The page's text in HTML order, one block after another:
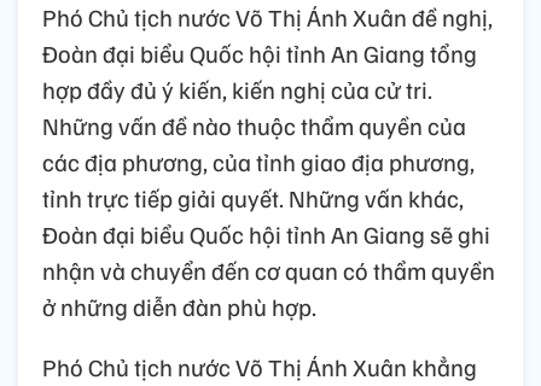
Phó Chủ tịch nước Võ Thị Ánh Xuân đề nghị,
Đoàn đại biểu Quốc hội tỉnh An Giang tổng
hợp đầy đủ ý kiến, kiến nghị của cử tri.
Những vấn đề nào thuộc thẩm quyền của
các địa phương, của tỉnh giao địa phương,
tỉnh trực tiếp giải quyết. Những vấn khác,
Đoàn đại biểu Quốc hội tỉnh An Giang sẽ ghi
nhận và chuyển đến cơ quan có thẩm quyền
ở những diễn đàn phù hợp.
Phó Chủ tịch nước Võ Thị Ánh Xuân khẳng